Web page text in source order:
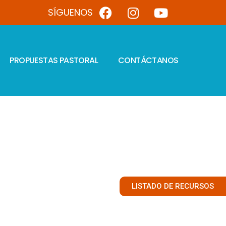
SÍGUENOS
PROPUESTAS PASTORAL CONTÁCTANOS
LISTADO DE RECURSOS